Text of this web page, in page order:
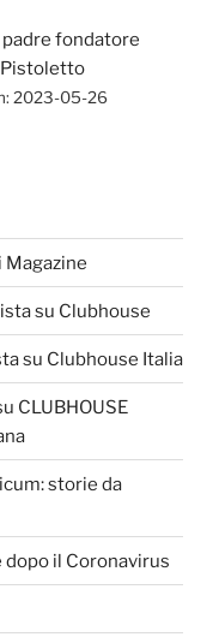
fondatore
Pistoletto
2023-05-26
su Clubhouse
su Clubhouse Italia
CLUBHOUSE
storie da
dopo il Coronavirus